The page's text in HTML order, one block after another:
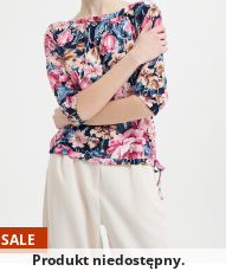
SALE
Produkt niedostępny.